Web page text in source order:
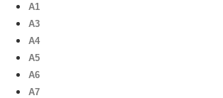
A1
A3
A4
A5
A6
A7